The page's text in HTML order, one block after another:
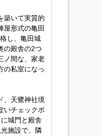
築いて実質的
屋形式の亀田
し、亀田城
の殿舎の2つ
ノ間な、家老
の私室になっ
、天鷺神社境
いチェックポ
城門と殿舎
施設で、隣